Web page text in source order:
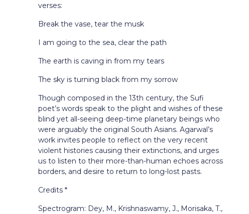
verses:
Break the vase, tear the musk
I am going to the sea, clear the path
The earth is caving in from my tears
The sky is turning black from my sorrow
Though composed in the 13th century, the Sufi
poet’s words speak to the plight and wishes of these
blind yet all-seeing deep-time planetary beings who
were arguably the original South Asians. Agarwal’s
work invites people to reflect on the very recent
violent histories causing their extinctions, and urges
us to listen to their more-than-human echoes across
borders, and desire to return to long-lost pasts.
Credits *
Spectrogram: Dey, M., Krishnaswamy, J., Morisaka, T.,